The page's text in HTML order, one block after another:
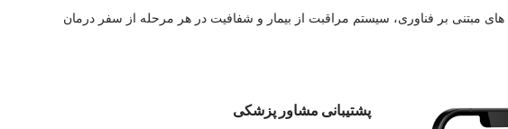
پشتیبانی مشاور پزشکی